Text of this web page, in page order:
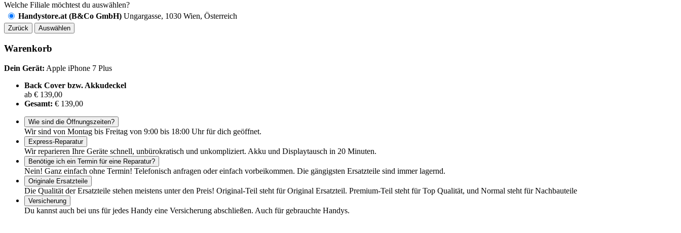
Welche Filiale möchtest du auswählen?
Handystore.at (B&Co GmbH) Ungargasse, 1030 Wien, Österreich
Zurück Auswählen
Warenkorb
Dein Gerät: Apple iPhone 7 Plus
Back Cover bzw. Akkudeckel
ab € 139,00
Gesamt: € 139,00
Wie sind die Öffnungszeiten?
Wir sind von Montag bis Freitag von 9:00 bis 18:00 Uhr für dich geöffnet.
Express-Reparatur
Wir reparieren Ihre Geräte schnell, unbürokratisch und unkompliziert. Akku und Displaytausch in 20 Minuten.
Benötige ich ein Termin für eine Reparatur?
Nein! Ganz einfach ohne Termin! Telefonisch anfragen oder einfach vorbeikommen. Die gängigsten Ersatzteile sind immer lagernd.
Originale Ersatzteile
Die Qualität der Ersatzteile stehen meistens unter den Preis! Original-Teil steht für Original Ersatzteil. Premium-Teil steht für Top Qualität, und Normal steht für Nachbauteile
Versicherung
Du kannst auch bei uns für jedes Handy eine Versicherung abschließen. Auch für gebrauchte Handys.